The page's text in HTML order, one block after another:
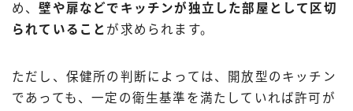
め、壁や扉などでキッチンが独立した部屋として区切
られていること が求められます。
ただし、保健所の判断によっては、開放型のキッチン
であっても、一定の衛生基準を満たしていれば許可が